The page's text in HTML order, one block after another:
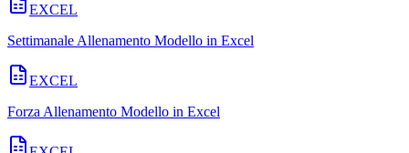
EXCEL
Settimanale Allenamento Modello in Excel
EXCEL
Forza Allenamento Modello in Excel